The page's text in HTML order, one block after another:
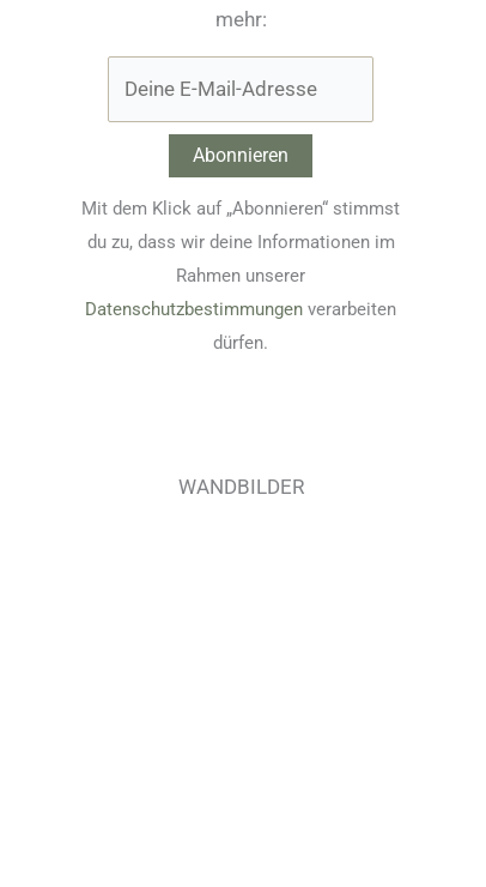
mehr:
Mit dem Klick auf „Abonnieren“ stimmst
du zu, dass wir deine Informationen im
Rahmen unserer
Datenschutzbestimmungen verarbeiten
dürfen.
WANDBILDER